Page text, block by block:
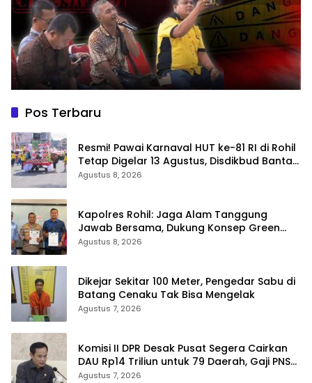
Pos Terbaru
Resmi! Pawai Karnaval HUT ke-81 RI di Rohil
Tetap Digelar 13 Agustus, Disdikbud Bantah
Hoaks Batal
Agustus 8, 2026
Kapolres Rohil: Jaga Alam Tanggung
Jawab Bersama, Dukung Konsep Green
Policing
Agustus 8, 2026
Dikejar Sekitar 100 Meter, Pengedar Sabu di
Agustus 7, 2026
Komisi II DPR Desak Pusat Segera Cairkan
DAU Rp14 Triliun untuk 79 Daerah, Gaji PNS
Terancam Telat
Agustus 7, 2026